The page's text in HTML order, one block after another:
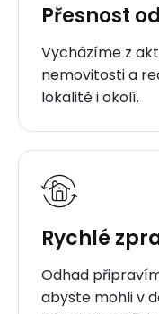
Přesnost
Vycházíme z
nemovitosti a
lokalitě i okolí.
Rychlé
Odhad
abyste mohli v